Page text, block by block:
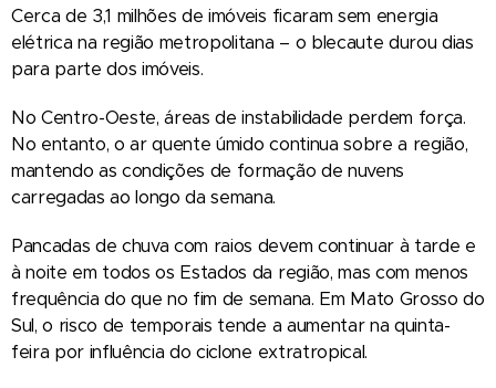
Cerca de 3,1 milhões de imóveis ficaram sem energia
elétrica na região metropolitana – o blecaute durou dias
para parte dos imóveis.
No Centro-Oeste, áreas de instabilidade perdem força.
No entanto, o ar quente úmido continua sobre a região,
mantendo as condições de formação de nuvens
carregadas ao longo da semana.
Pancadas de chuva com raios devem continuar à tarde e
à noite em todos os Estados da região, mas com menos
frequência do que no fim de semana. Em Mato Grosso do
Sul, o risco de temporais tende a aumentar na quinta-
feira por influência do ciclone extratropical.